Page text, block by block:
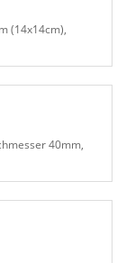
(14x14cm),
40mm,